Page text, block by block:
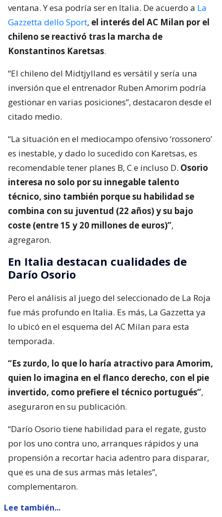
ventana. Y esa podría ser en Italia. De acuerdo a La
Gazzetta dello Sport, el interés del AC Milan por el
chileno se reactivó tras la marcha de
Konstantinos Karetsas.
“El chileno del Midtjylland es versátil y sería una
inversión que el entrenador Ruben Amorim podría
gestionar en varias posiciones”, destacaron desde el
citado medio.
“La situación en el mediocampo ofensivo ‘rossonero’
es inestable, y dado lo sucedido con Karetsas, es
recomendable tener planes B, C e incluso D. Osorio
interesa no solo por su innegable talento
técnico, sino también porque su habilidad se
combina con su juventud (22 años) y su bajo
coste (entre 15 y 20 millones de euros)”,
agregaron.
En Italia destacan cualidades de
Darío Osorio
Pero el análisis al juego del seleccionado de La Roja
fue más profundo en Italia. Es más, La Gazzetta ya
lo ubicó en el esquema del AC Milan para esta
temporada.
“Es zurdo, lo que lo haría atractivo para Amorim,
quien lo imagina en el flanco derecho, con el pie
invertido, como prefiere el técnico portugués”,
aseguraron en su publicación.
“Darío Osorio tiene habilidad para el regate, gusto
por los uno contra uno, arranques rápidos y una
propensión a recortar hacia adentro para disparar,
que es una de sus armas más letales”,
complementaron.
Lee también...